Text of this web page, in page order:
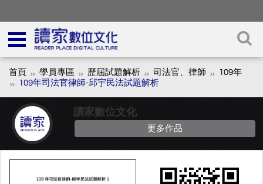
首頁 學員專區 歷屆試題解析 司法官、律師
109年
109年司法官律師-邱宇民法試題解析
讀家數位文化
更多作品